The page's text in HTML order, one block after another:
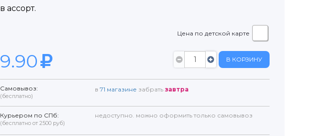
в ассорт.
Цена по детской карте
9.90 В КОРЗИНУ
Самовывоз:
(бесплатно)
в 71 магазине забрать завтра
Курьером по СПб:
(бесплатно от 2500 руб)
недоступно. можно оформить только самовывоз